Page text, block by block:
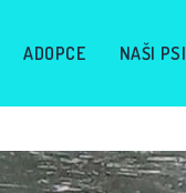
ADOPCE NAŠI PSI